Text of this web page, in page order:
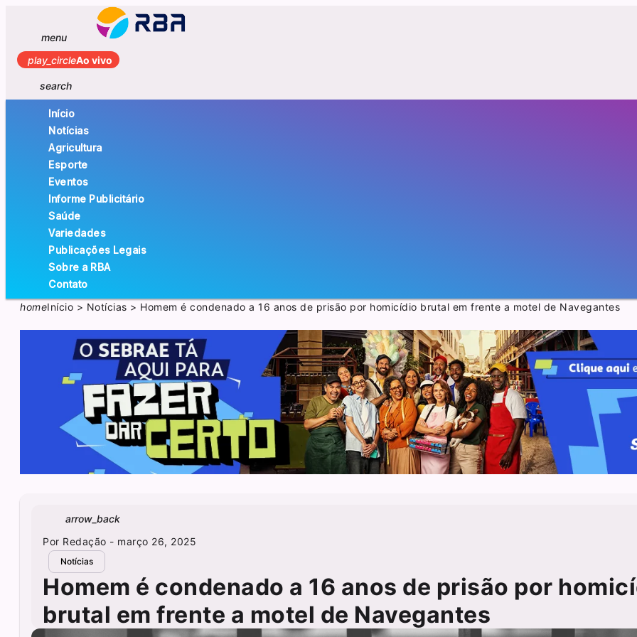
menu
play_circleAo vivo
search
Início
Notícias
Agricultura
Esporte
Eventos
Informe Publicitário
Saúde
Variedades
Publicações Legais
Sobre a RBA
Contato
homeInício > Notícias > Homem é condenado a 16 anos de prisão por homicídio brutal em frente a motel de Navegantes
arrow_back
Por Redação - março 26, 2025
Notícias
Homem é condenado a 16 anos de prisão por
brutal em frente a motel de Navegantes